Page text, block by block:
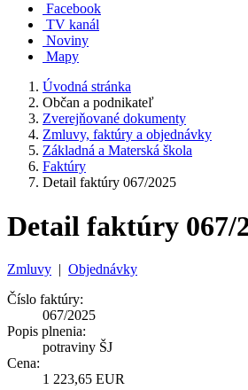
Facebook
TV kanál
Noviny
Mapy
Úvodná stránka
Občan a podnikateľ
Zverejňované dokumenty
Zmluvy, faktúry a objednávky
Základná a Materská škola
Faktúry
Detail faktúry 067/2025
Detail faktúry 067/
Zmluvy | Objednávky
Číslo faktúry:
067/2025
Popis plnenia:
potraviny ŠJ
Cena:
1 223,65 EUR